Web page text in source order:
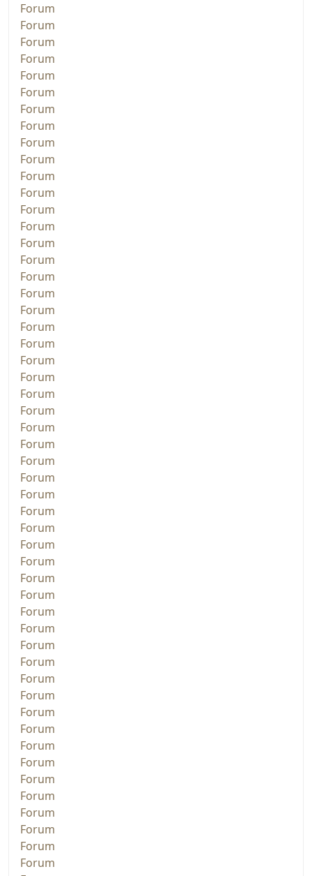
Forum
Forum
Forum
Forum
Forum
Forum
Forum
Forum
Forum
Forum
Forum
Forum
Forum
Forum
Forum
Forum
Forum
Forum
Forum
Forum
Forum
Forum
Forum
Forum
Forum
Forum
Forum
Forum
Forum
Forum
Forum
Forum
Forum
Forum
Forum
Forum
Forum
Forum
Forum
Forum
Forum
Forum
Forum
Forum
Forum
Forum
Forum
Forum
Forum
Forum
Forum
Forum